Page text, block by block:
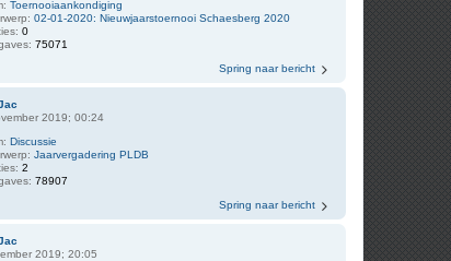
Toernooiaankondiging
02-01-2020: Nieuwjaarstoernooi Schaesberg 2020
0
75071
Spring naar bericht
2019; 00:24
Discussie
Jaarvergadering PLDB
2
78907
Spring naar bericht
2019; 20:05